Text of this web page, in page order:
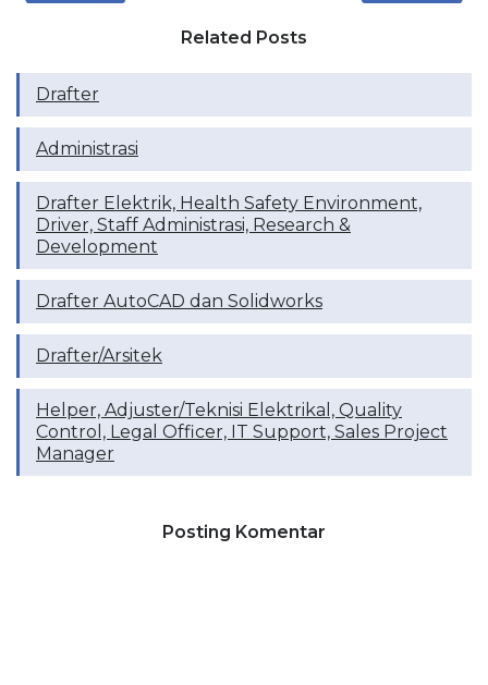
Related Posts
Drafter
Administrasi
Drafter Elektrik, Health Safety Environment,
Driver, Staff Administrasi, Research &
Development
Drafter AutoCAD dan Solidworks
Drafter/Arsitek
Helper, Adjuster/Teknisi Elektrikal, Quality
Control, Legal Officer, IT Support, Sales Project
Manager
Posting Komentar